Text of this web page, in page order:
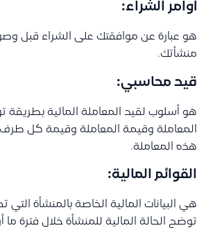
أوامر الشراء:
هو عبارة عن موافقتك على الشراء قبل
منشأتك.
قيد محاسبي:
هو أسلوب لقيد المعاملة المالية بطريقة
المعاملة وقيمة المعاملة وقيمة كل
هذه المعاملة.
القوائم المالية:
هي البيانات المالية الخاصة بالمنشأة
توضح الحالة المالية للمنشأة خلال فترة